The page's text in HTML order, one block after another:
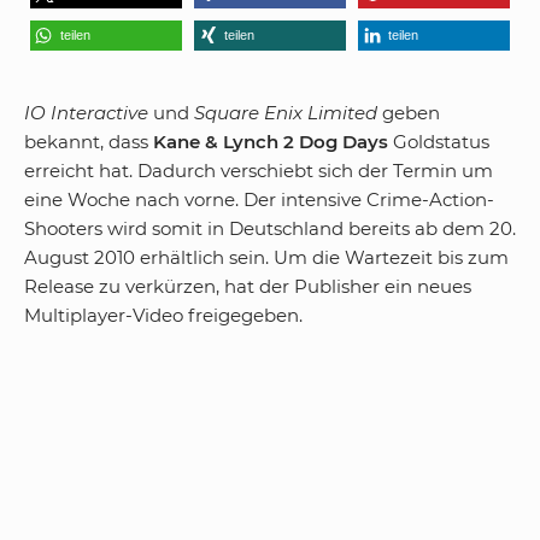
teilen teilen teilen
IO Interactive und Square Enix Limited geben
bekannt, dass Kane & Lynch 2 Dog Days Goldstatus
erreicht hat. Dadurch verschiebt sich der Termin um
eine Woche nach vorne. Der intensive Crime-Action-
Shooters wird somit in Deutschland bereits ab dem 20.
August 2010 erhältlich sein. Um die Wartezeit bis zum
Release zu verkürzen, hat der Publisher ein neues
Multiplayer-Video freigegeben.